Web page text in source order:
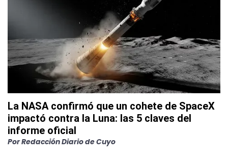
La NASA confirmó que un cohete de SpaceX
impactó contra la Luna: las 5 claves del
informe oficial
PorRedacción Diario de Cuyo